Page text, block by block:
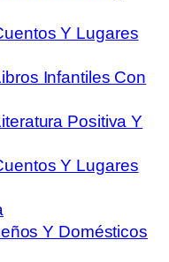
Y Lugares
Infantiles Con
Positiva Y
Y Lugares
Y Domésticos